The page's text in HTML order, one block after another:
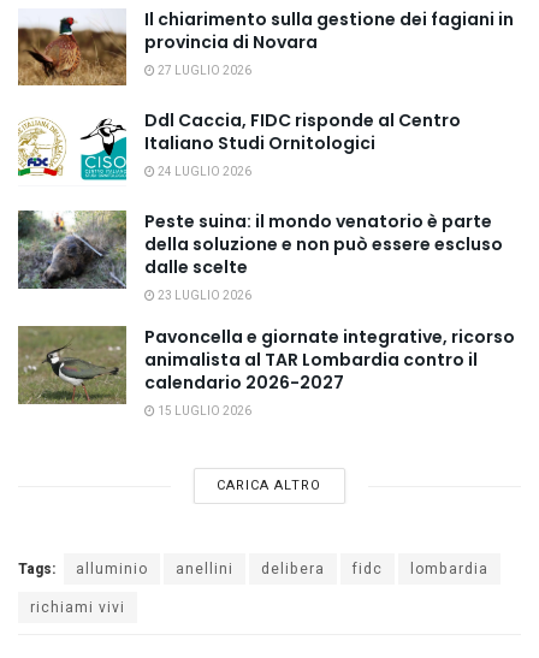
Il chiarimento sulla gestione dei fagiani in
provincia di Novara
27 LUGLIO 2026
Ddl Caccia, FIDC risponde al Centro
Italiano Studi Ornitologici
24 LUGLIO 2026
Peste suina: il mondo venatorio è parte
della soluzione e non può essere escluso
dalle scelte
23 LUGLIO 2026
Pavoncella e giornate integrative, ricorso
animalista al TAR Lombardia contro il
calendario 2026-2027
15 LUGLIO 2026
CARICA ALTRO
Tags: alluminio anellini delibera fidc
lombardia
richiami vivi